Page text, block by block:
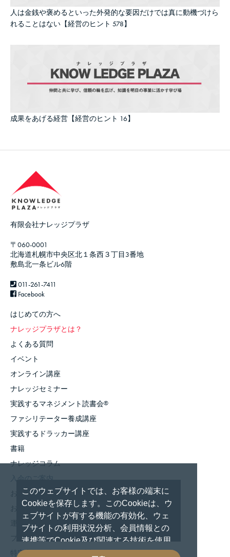
このウェブサイトでは、お客様の端末に
Cookieを保存します。このCookieは、ウ
ェブサイトが有する機能の有効化、ウェ
ブサイトの利用状況分析、会員情報との
連携等でCookie及び関連する技術を使用
しています。 これらの技術の使用に対し
人は金銭や褒めるといった外発的な要因だけでは真に動機づけら
れることはない【経営のヒント 578】
成果をあげる経営【経営のヒント 16】
有限会社ナレッジプラザ
〒060-0001
北海道札幌市中央区北１条西３丁目3番地
敷島北一条ビル6階
011-261-7411
Facebook
はじめての方へ
ナレッジプラザとは？
よくある質問
イベント
オンライン講座
ナレッジセミナー
実践するマネジメント読書会®
ファシリテーター養成講座
実践するドラッカー講座
書籍
ナレッジコラム
入会のご案内
お知らせ
お問い合わせ
運営者情報
プライバシーポリシー
特定商取引法に基づく表記